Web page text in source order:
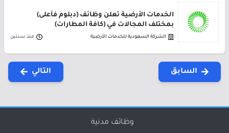
الخدمات الأرضية تعلن وظائف (دبلوم فأعلى)
بمختلف المجالات في (كافة المطارات)
الشركة السعودية للخدمات الأرضية منذ سنتين
السابق التالي
وظائف مدنية